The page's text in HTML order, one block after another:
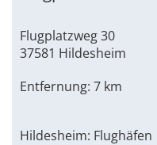
Flugplatzweg 30
37581 Hildesheim
Entfernung: 7 km
Hildesheim: Flughäfen